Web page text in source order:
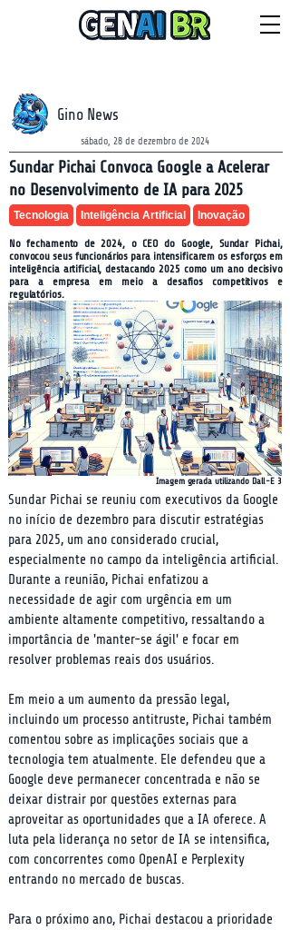
Gino News
sábado, 28 de dezembro de 2024
Sundar Pichai Convoca Google a Acelerar
no Desenvolvimento de IA para 2025
Tecnologia Inteligência Artificial Inovação
No fechamento de 2024, o CEO do Google, Sundar Pichai,
convocou seus funcionários para intensificarem os esforços em
inteligência artificial, destacando 2025 como um ano decisivo
para a empresa em meio a desafios competitivos e
regulatórios.
Imagem gerada utilizando Dall-E 3
Sundar Pichai se reuniu com executivos da Google
no início de dezembro para discutir estratégias
para 2025, um ano considerado crucial,
especialmente no campo da inteligência artificial.
Durante a reunião, Pichai enfatizou a
necessidade de agir com urgência em um
ambiente altamente competitivo, ressaltando a
importância de 'manter-se ágil' e focar em
resolver problemas reais dos usuários.
Em meio a um aumento da pressão legal,
incluindo um processo antitruste, Pichai também
comentou sobre as implicações sociais que a
tecnologia tem atualmente. Ele defendeu que a
Google deve permanecer concentrada e não se
deixar distrair por questões externas para
aproveitar as oportunidades que a IA oferece. A
luta pela liderança no setor de IA se intensifica,
com concorrentes como OpenAI e Perplexity
entrando no mercado de buscas.
Para o próximo ano, Pichai destacou a prioridade